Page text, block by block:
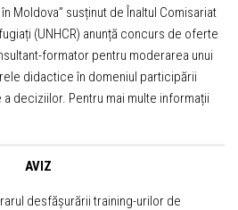
Moldova” susținut de Înaltul Comisariat
(UNHCR) anunță concurs de oferte
formator pentru moderarea unui
didactice în domeniul participării
deciziilor. Pentru mai multe informații
AVIZ
desfășurării training-urilor de